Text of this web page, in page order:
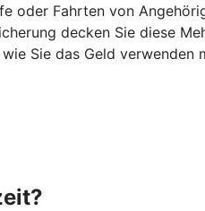
oder Fahrten von
decken Sie diese
Sie das Geld verwenden